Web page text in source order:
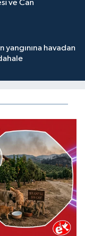
ve Can
yangınına havadan